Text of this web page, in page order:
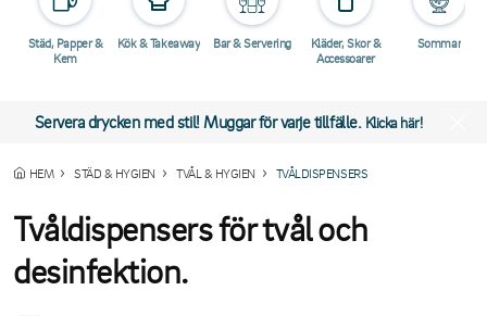
Städ, Papper &
Kem
Kök & Takeaway Bar & Servering
Kläder, Skor &
Accessoarer
Sommar
Servera drycken med stil! Muggar för varje tillfälle. Klicka här!
HEM STÄD & HYGIEN TVÅL & HYGIEN TVÅLDISPENSERS
Tvåldispensers för tvål och
desinfektion.